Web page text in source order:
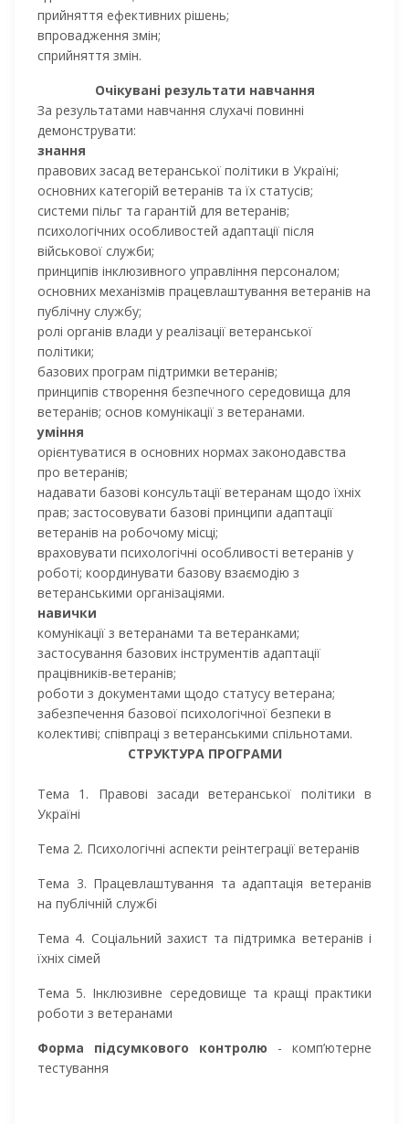
прийняття ефективних рішень;
впровадження змін;
сприйняття змін.
Очікувані результати навчання
За результатами навчання слухачі повинні
демонструвати:
знання
правових засад ветеранської політики в Україні;
основних категорій ветеранів та їх статусів;
системи пільг та гарантій для ветеранів;
психологічних особливостей адаптації після
військової служби;
принципів інклюзивного управління персоналом;
основних механізмів працевлаштування ветеранів на
публічну службу;
ролі органів влади у реалізації ветеранської
політики;
базових програм підтримки ветеранів;
принципів створення безпечного середовища для
ветеранів; основ комунікації з ветеранами.
уміння
орієнтуватися в основних нормах законодавства
про ветеранів;
надавати базові консультації ветеранам щодо їхніх
прав; застосовувати базові принципи адаптації
ветеранів на робочому місці;
враховувати психологічні особливості ветеранів у
роботі; координувати базову взаємодію з
ветеранськими організаціями.
навички
комунікації з ветеранами та ветеранками;
застосування базових інструментів адаптації
працівників-ветеранів;
роботи з документами щодо статусу ветерана;
забезпечення базової психологічної безпеки в
колективі; співпраці з ветеранськими спільнотами.
СТРУКТУРА ПРОГРАМИ
Тема 1. Правові засади ветеранської політики в
Україні
Тема 2. Психологічні аспекти реінтеграції ветеранів
Тема 3. Працевлаштування та адаптація ветеранів
на публічній службі
Тема 4. Соціальний захист та підтримка ветеранів і
їхніх сімей
Тема 5. Інклюзивне середовище та кращі практики
роботи з ветеранами
Форма підсумкового контролю - комп’ютерне
тестування